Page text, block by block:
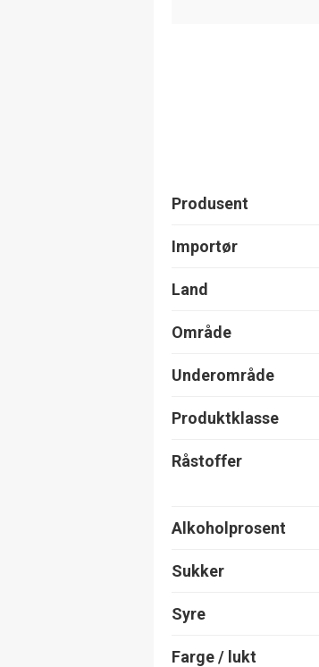
Produsent
Importør
Land
Område
Underområde
Produktklasse
Råstoffer
Alkoholprosent
Sukker
Syre
Farge / lukt